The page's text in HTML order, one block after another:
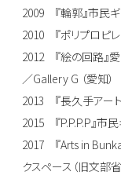
2009 『輪郭』市民ギ
2010 『ポリプロピレ
2012 『絵の回路』愛
／Gallery G （愛知）
2013 『長久手アート
2015 『P.P.P.P』市民
2017 『Arts in
クスペース（旧文部省